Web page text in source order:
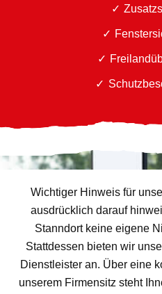
Wichtiger Hinweis für
ausdrücklich darauf
Stanndort keine eigene
Stattdessen bieten wir
Dienstleister an. Über eine
unserem Firmensitz steht